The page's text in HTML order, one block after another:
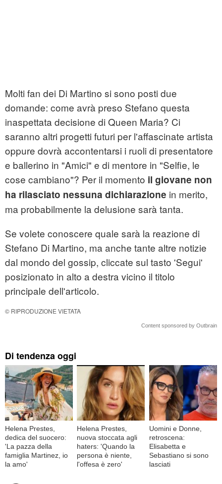
Molti fan dei Di Martino si sono posti due
domande: come avrà preso Stefano questa
inaspettata decisione di Queen Maria? Ci
saranno altri progetti futuri per l'affascinate artista
oppure dovrà accontentarsi i ruoli di presentatore
e ballerino in "Amici" e di mentore in "Selfie, le
cose cambiano"? Per il momento il giovane non
ha rilasciato nessuna dichiarazione in merito,
ma probabilmente la delusione sarà tanta.
Se volete conoscere quale sarà la reazione di
Stefano Di Martino, ma anche tante altre notizie
dal mondo del gossip, cliccate sul tasto 'Segui'
posizionato in alto a destra vicino il titolo
principale dell'articolo.
© RIPRODUZIONE VIETATA
Content sponsored by Outbrain
Di tendenza oggi
Helena Prestes,
dedica del suocero:
'La pazza della
famiglia Martinez, io
la amo'
Helena Prestes,
nuova stoccata agli
haters: 'Quando la
persona è niente,
l'offesa è zero'
Uomini e Donne,
retroscena:
Elisabetta e
Sebastiano si sono
lasciati